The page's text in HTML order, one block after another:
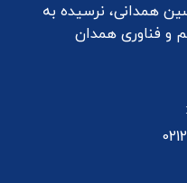
همدانی، نرسیده به
و فناوری همدان